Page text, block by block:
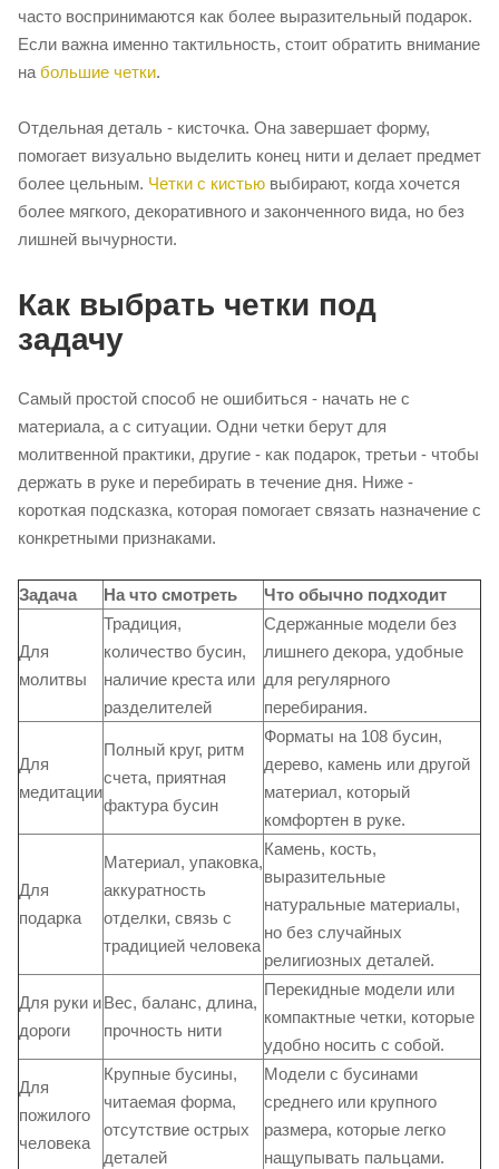
часто воспринимаются как более выразительный подарок.
Если важна именно тактильность, стоит обратить внимание
набольшие четки.
Отдельная деталь - кисточка. Она завершает форму,
помогает визуально выделить конец нити и делает предмет
более цельным. Четки с кистью выбирают, когда хочется
более мягкого, декоративного и законченного вида, но без
лишней вычурности.
Как выбрать четки под
задачу
Самый простой способ не ошибиться - начать не с
материала, а с ситуации. Одни четки берут для
молитвенной практики, другие - как подарок, третьи - чтобы
держать в руке и перебирать в течение дня. Ниже -
короткая подсказка, которая помогает связать назначение с
конкретными признаками.
Задача На что смотреть Что обычно подходит
Для
молитвы
Традиция,
количество бусин,
наличие креста или
разделителей
Сдержанные модели без
лишнего декора, удобные
для регулярного
перебирания.
Для
медитации
Полный круг, ритм
счета, приятная
фактура бусин
Форматы на 108 бусин,
дерево, камень или другой
материал, который
комфортен в руке.
Для
подарка
Материал, упаковка,
аккуратность
отделки, связь с
традицией человека
Камень, кость,
выразительные
натуральные материалы,
но без случайных
религиозных деталей.
Для руки и
дороги
Вес, баланс, длина,
прочность нити
Перекидные модели или
компактные четки, которые
удобно носить с собой.
Для
пожилого
человека
Крупные бусины,
читаемая форма,
отсутствие острых
деталей
Модели с бусинами
среднего или крупного
размера, которые легко
нащупывать пальцами.